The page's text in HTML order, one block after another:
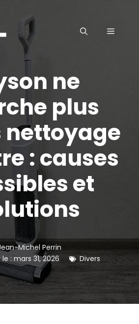
MENU
ne
plus
nettoyage
: causes
et
Michel Perrin
: mars 31, 2026 Divers